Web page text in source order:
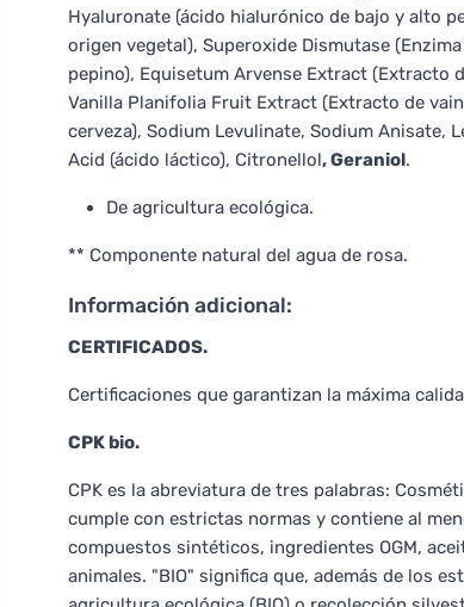
Hyaluronate (ácido hialurónico de bajo y alto
origen vegetal), Superoxide Dismutase
pepino), Equisetum Arvense Extract (Extracto
Vanilla Planifolia Fruit Extract (Extracto de
cerveza), Sodium Levulinate, Sodium
Acid (ácido láctico), Citronellol, Geraniol.
De agricultura ecológica.
** Componente natural del agua de rosa.
Información adicional:
CERTIFICADOS.
Certificaciones que garantizan la máxima
CPK bio.
CPK es la abreviatura de tres palabras:
cumple con estrictas normas y contiene al
compuestos sintéticos, ingredientes OGM,
animales. "BIO" significa que, además de los